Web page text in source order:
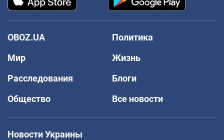
OBOZ.UA
Политика
Мир
Жизнь
Расследования
Блоги
Общество
Все новости
Новости Украины